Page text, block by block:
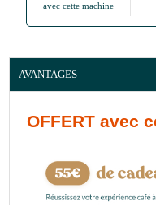
avec cette machine
AVANTAGES
OFFERT avec